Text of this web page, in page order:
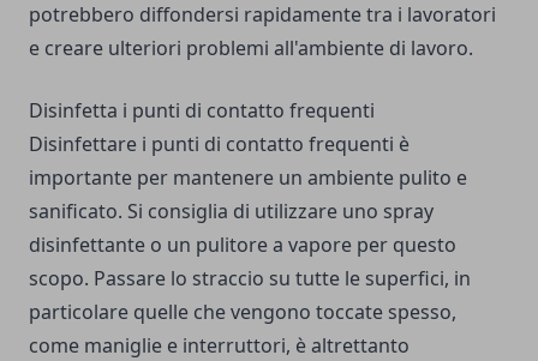
potrebbero diffondersi rapidamente tra i lavoratori
e creare ulteriori problemi all'ambiente di lavoro.
Disinfetta i punti di contatto frequenti
Disinfettare i punti di contatto frequenti è
importante per mantenere un ambiente pulito e
sanificato. Si consiglia di utilizzare uno spray
disinfettante o un pulitore a vapore per questo
scopo. Passare lo straccio su tutte le superfici, in
particolare quelle che vengono toccate spesso,
come maniglie e interruttori, è altrettanto